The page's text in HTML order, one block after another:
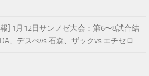
] 1月12日サンノゼ大会：第6〜8試合結
、デスぺvs.石森、ザックvs.エチセロ